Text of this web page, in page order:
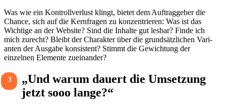
Was wie ein Kontroll­ver­lust klingt, bietet dem Auftrag­geber die
Chance, sich auf die Kern­fragen zu konzen­trieren: Was ist das
Wich­tige an der Website? Sind die Inhalte gut lesbar? Finde ich
mich zurecht? Bleibt der Charakter über die grund­sätz­li­chen Vari­
anten der Ausgabe konsis­tent? Stimmt die Gewich­tung der
einzelnen Elemente zuein­ander?
3
„Und warum dauert die Umset­zung
jetzt sooo lange?“